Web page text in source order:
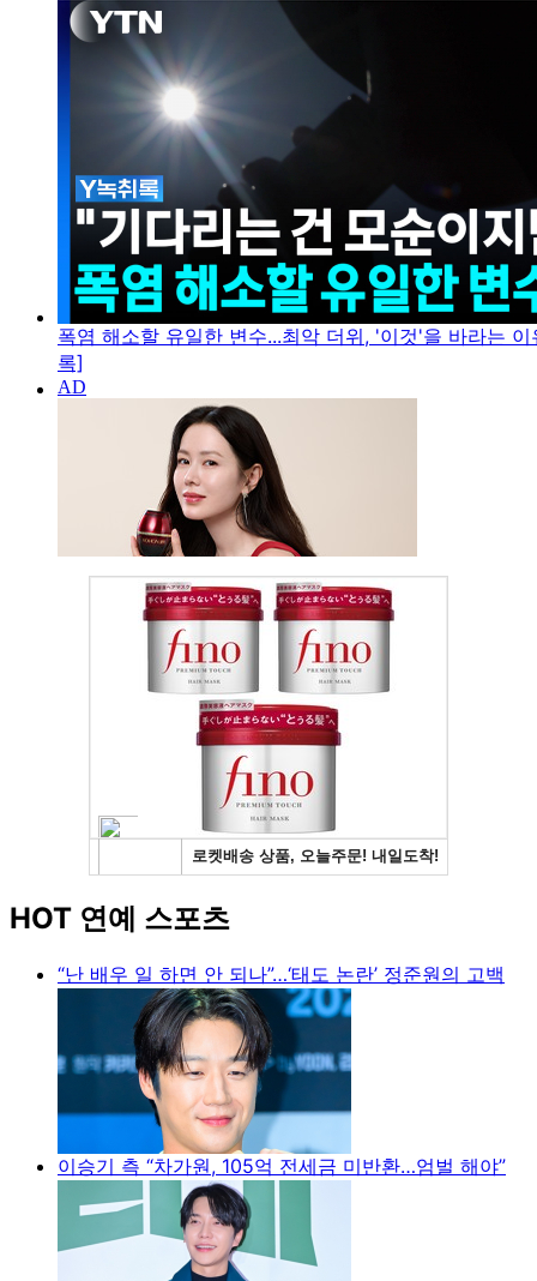
폭염 해소할 유일한 변수...최악 더위, '이것'을 바라는
록]
HOT 연예 스포츠
“난 배우 일 하면 안 되나”…‘태도 논란’ 정준원의 고백
이승기 측 “차가원, 105억 전세금 미반환…엄벌 해야”